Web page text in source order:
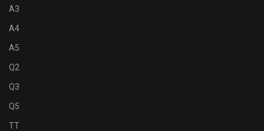
A3
A4
A5
Q2
Q3
Q5
TT